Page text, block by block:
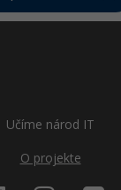
Učíme národ IT
O projekte